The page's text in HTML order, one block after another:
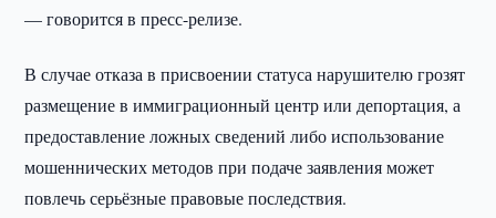
— говорится в пресс-релизе.
В случае отказа в присвоении статуса нарушителю грозят
размещение в иммиграционный центр или депортация, а
предоставление ложных сведений либо использование
мошеннических методов при подаче заявления может
повлечь серьёзные правовые последствия.